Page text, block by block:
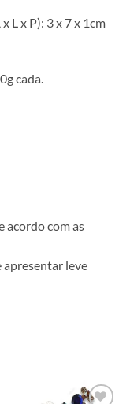
L x P): 3 x 7 x 1cm
cada.
acordo com as
apresentar leve